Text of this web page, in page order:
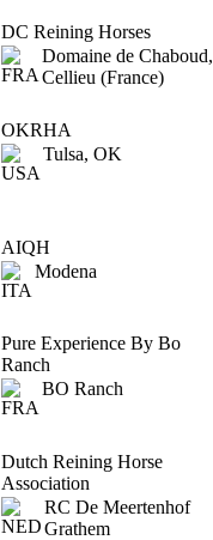
DC Reining Horses
Domaine de Chaboud,
Cellieu (France)
OKRHA
Tulsa, OK
AIQH
Modena
Pure Experience By Bo
Ranch
BO Ranch
Dutch Reining Horse
Association
RC De Meertenhof
Grathem